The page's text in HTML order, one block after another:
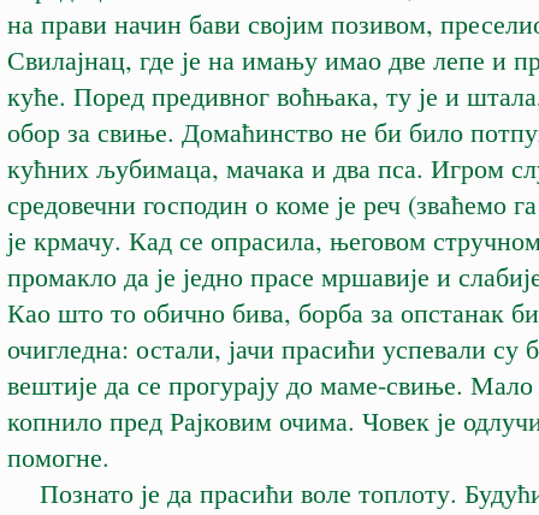
на прави начин бави својим позивом,
Свилајнац, где је на имању имао две лепе и
куће. Поред предивног воћњака, ту је и
обор за свиње. Домаћинство не би било
кућних љубимаца, мачака и два пса. Игром
средовечни господин о коме је реч (зваћемо
је крмачу. Кад се опрасила, његовом
промакло да је једно прасе мршавије и
Као што то обично бива, борба за опстанак
очигледна: остали, јачи прасићи успевали су
вештије да се прогурају до маме-свиње. Мало
копнило пред Рајковим очима. Човек је
помогне.
Познато је да прасићи воле топлоту.